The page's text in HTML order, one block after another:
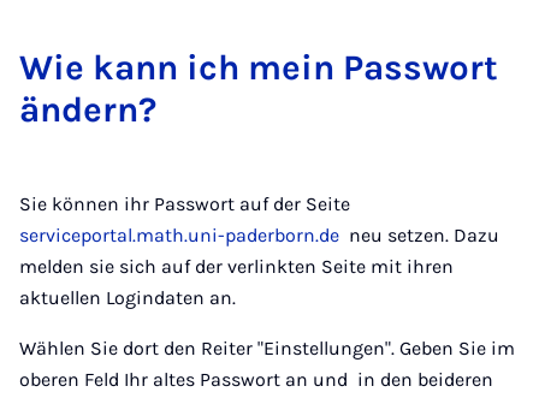
Wie kann ich mein Pass­wort
än­dern?
Sie können ihr Passwort auf der Seite
serviceportal.math.uni-paderborn.de neu setzen. Dazu
melden sie sich auf der verlinkten Seite mit ihren
aktuellen Logindaten an.
Wählen Sie dort den Reiter "Einstellungen". Geben Sie im
oberen Feld Ihr altes Passwort an und in den beideren